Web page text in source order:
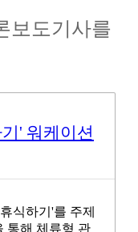
보도기사를
' 워케이션
식하기'를 주제
통해 체류형 관